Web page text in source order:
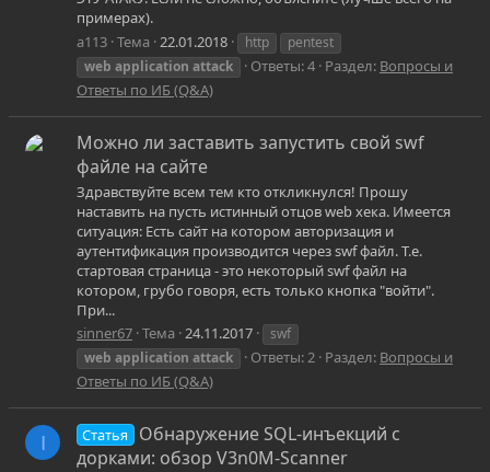
примерах).
a113 Тема 22.01.2018 http
pentest
web application attack Ответы: 4 Раздел: Вопросы и
Ответы по ИБ (Q&A)
Можно ли заставить запустить свой swf
файле на сайте
Здравствуйте всем тем кто откликнулся! Прошу
наставить на пусть истинный отцов web хека. Имеется
ситуация: Есть сайт на котором авторизация и
аутентификация производится через swf файл. Т.е.
стартовая страница - это некоторый swf файл на
котором, грубо говоря, есть только кнопка "войти".
При...
sinner67 Тема 24.11.2017
swf
web application attack Ответы: 2 Раздел: Вопросы и
Ответы по ИБ (Q&A)
I Статья
Обнаружение SQL-инъекций с
дорками: обзор V3n0M-Scanner